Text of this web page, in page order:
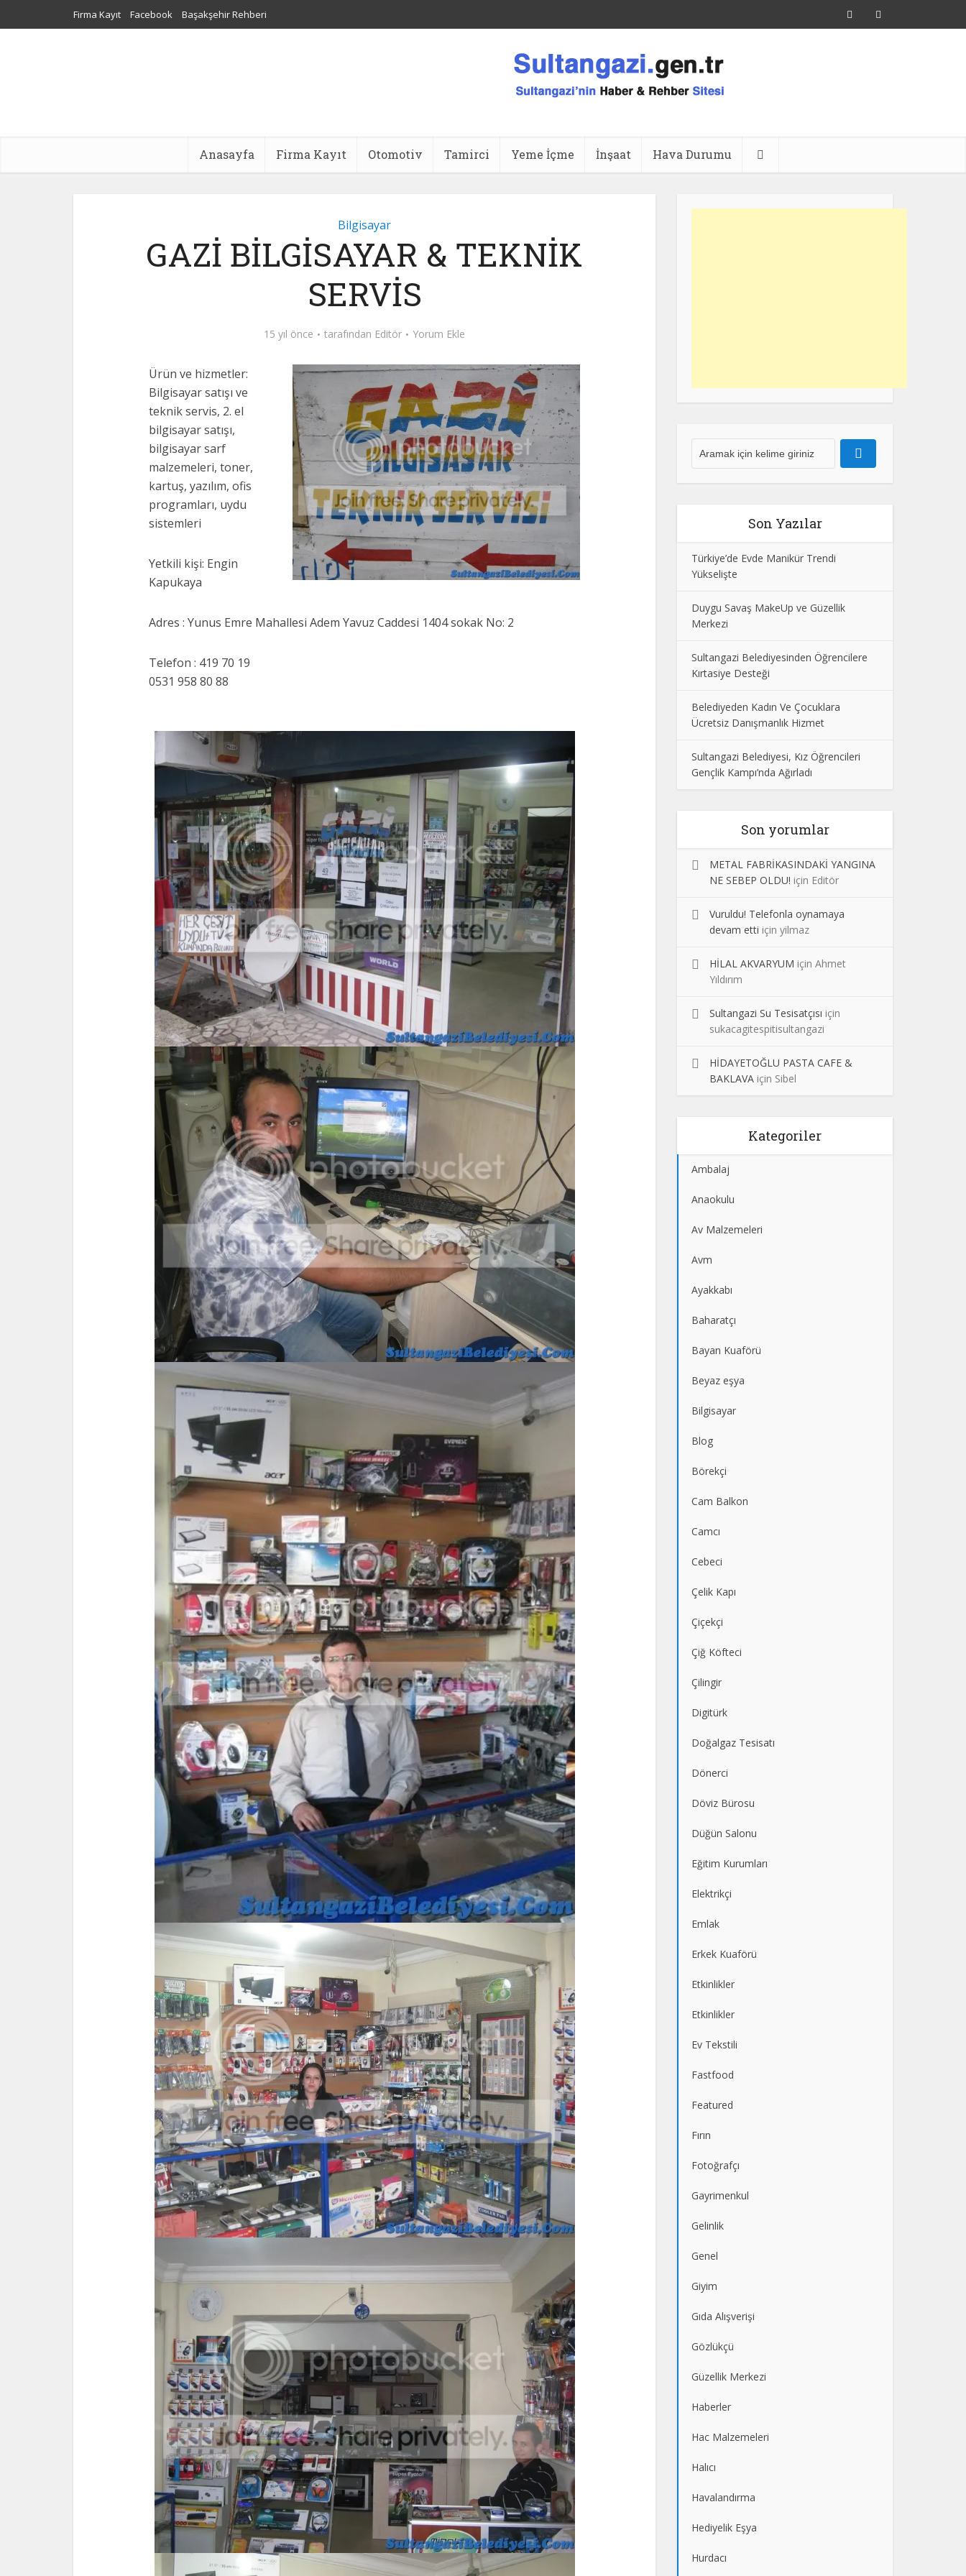
Firma Kayıt Facebook Başakşehir Rehberi
Anasayfa Firma Kayıt Otomotiv Tamirci Yeme İçme İnşaat Hava Durumu
Bilgisayar
GAZİ BİLGİSAYAR & TEKNİK
SERVİS
15 yıl önce tarafından Editör Yorum Ekle
Ürün ve hizmetler:
Bilgisayar satışı ve
teknik servis, 2. el
bilgisayar satışı,
bilgisayar sarf
malzemeleri, toner,
kartuş, yazılım, ofis
programları, uydu
sistemleri
Yetkili kişi: Engin
Kapukaya
Adres : Yunus Emre Mahallesi Adem Yavuz Caddesi 1404 sokak No: 2
Telefon : 419 70 19
0531 958 80 88
Son Yazılar
Türkiye’de Evde Manikür Trendi
Yükselişte
Duygu Savaş MakeUp ve Güzellik
Merkezi
Sultangazi Belediyesinden Öğrencilere
Kırtasiye Desteği
Belediyeden Kadın Ve Çocuklara
Ücretsiz Danışmanlık Hizmet
Sultangazi Belediyesi, Kız Öğrencileri
Gençlik Kampı’nda Ağırladı
Son yorumlar
METAL FABRİKASINDAKİ YANGINA
NE SEBEP OLDU! için Editör
Vuruldu! Telefonla oynamaya
devam etti için yilmaz
HİLAL AKVARYUM için Ahmet
Yıldırım
Sultangazi Su Tesisatçısı için
sukacagitespitisultangazi
HİDAYETOĞLU PASTA CAFE &
BAKLAVA için Sibel
Kategoriler
Ambalaj
Anaokulu
Av Malzemeleri
Avm
Ayakkabı
Baharatçı
Bayan Kuaförü
Beyaz eşya
Bilgisayar
Blog
Börekçi
Cam Balkon
Camcı
Cebeci
Çelik Kapı
Çiçekçi
Çiğ Köfteci
Çilingir
Digitürk
Doğalgaz Tesisatı
Dönerci
Döviz Bürosu
Düğün Salonu
Eğitim Kurumları
Elektrikçi
Emlak
Erkek Kuaförü
Etkinlikler
Etkinlikler
Ev Tekstili
Fastfood
Featured
Fırın
Fotoğrafçı
Gayrimenkul
Gelinlik
Genel
Giyim
Gıda Alışverişi
Gözlükçü
Güzellik Merkezi
Haberler
Hac Malzemeleri
Halıcı
Havalandırma
Hediyelik Eşya
Hurdacı